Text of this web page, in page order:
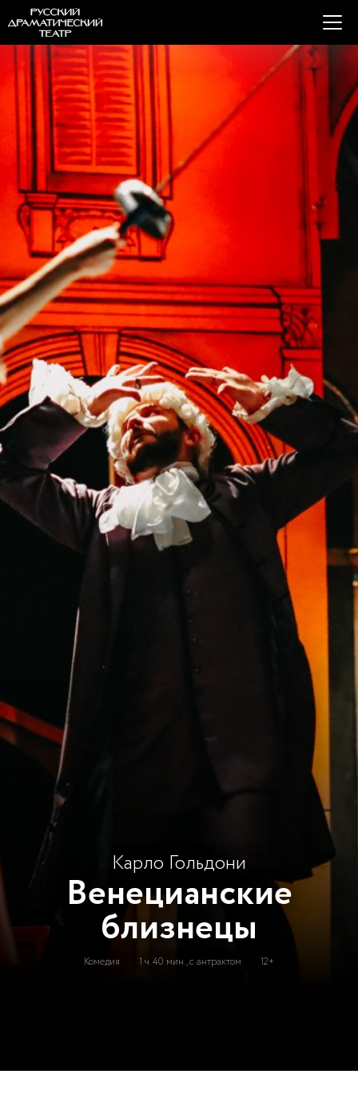
Карло Гольдони
Венецианские
близнецы
Комедия 1 ч. 40 мин., с антрактом 12+